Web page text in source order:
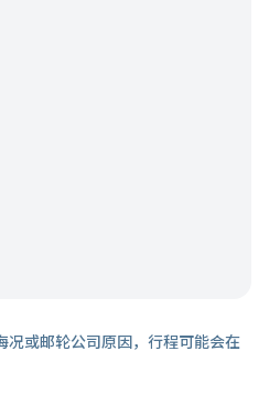
况或邮轮公司原因，行程可能会在